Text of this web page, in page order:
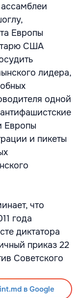
Европы
США
лидера,
одной
Европы
и пикеты
что
года
диктатора
приказ 22
Советского
в Google